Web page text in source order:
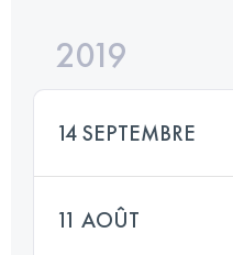
2019
14 SEPTEMBRE
11 AOÛT